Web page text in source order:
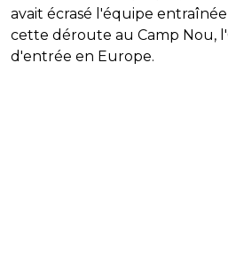
avait écrasé l'équipe
cette déroute au Camp Nou,
d'entrée en Europe.